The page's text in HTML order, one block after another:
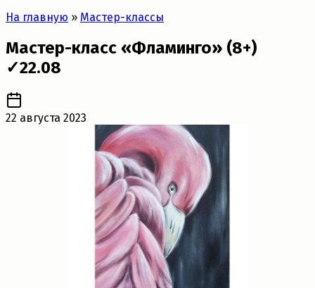
На главную » Мастер-классы
Мастер-класс «Фламинго» (8+)
✓22.08
22 августа 2023